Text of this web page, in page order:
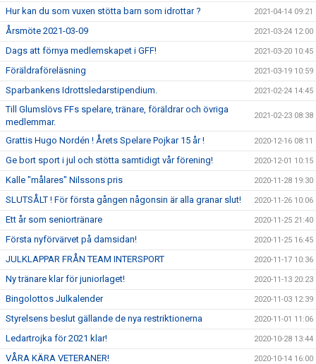
Hur kan du som vuxen stötta barn som idrottar ? 2021-04-14 09:21
Årsmöte 2021-03-09 2021-03-24 12:00
Dags att förnya medlemskapet i GFF! 2021-03-20 10:45
Föräldraföreläsning 2021-03-19 10:59
Sparbankens Idrottsledarstipendium. 2021-02-24 14:45
Till Glumslövs FFs spelare, tränare, föräldrar och övriga
medlemmar.
2021-02-23 08:38
Grattis Hugo Nordén ! Årets Spelare Pojkar 15 år ! 2020-12-16 08:11
Ge bort sport i jul och stötta samtidigt vår förening! 2020-12-01 10:15
Kalle "målares" Nilssons pris 2020-11-28 19:30
SLUTSÅLT ! För första gången någonsin är alla granar slut! 2020-11-26 10:06
Ett år som seniortränare 2020-11-25 21:40
Första nyförvärvet på damsidan! 2020-11-25 16:45
JULKLAPPAR FRÅN TEAM INTERSPORT 2020-11-17 10:36
Ny tränare klar för juniorlaget! 2020-11-13 20:23
Bingolottos Julkalender 2020-11-03 12:39
Styrelsens beslut gällande de nya restriktionerna 2020-11-01 11:06
Ledartrojka för 2021 klar! 2020-10-28 13:44
VÅRA KÄRA VETERANER! 2020-10-14 16:00